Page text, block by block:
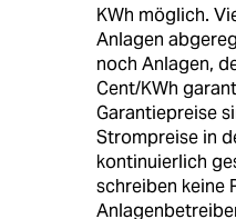
KWh möglich.
Anlagen
noch Anlagen,
Cent/KWh
Garantiepreise
Strompreise in
kontinuierlich
schreiben keine